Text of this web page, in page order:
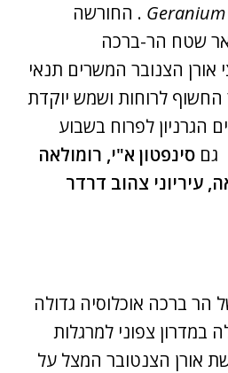
. החורשה
שטח הר-ברכה
אורן הצנובר המשרים תנאי
לרוחות ושמש יוקדת
השנה באביב 2025 הקדים הגרניון לפרוח בשבוע
גם סינפטון א"י, רומולאה
עיריוני צהוב דרדר
הר ברכה אוכלוסיה גדולה
במדרון צפוני למרגלות
אורן הצנטובר המצל על